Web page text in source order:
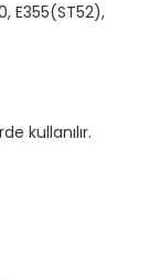
E355(ST52),
kullanılır.